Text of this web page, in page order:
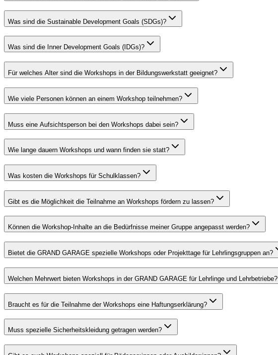
Was sind die Sustainable Development Goals (SDGs)?
Was sind die Inner Development Goals (IDGs)?
Für welches Alter sind die Workshops in der Bildungswerkstatt geeignet?
Wie viele Personen können an einem Workshop teilnehmen?
Muss eine Aufsichtsperson bei den Workshops dabei sein?
Wie lange dauern Workshops und wann finden sie statt?
Was kosten die Workshops für Schulklassen?
Gibt es die Möglichkeit die Teilnahme an Workshops fördern zu lassen?
Können die Workshop-Inhalte an die Bedürfnisse meiner Gruppe angepasst werden?
Bietet die GRAND GARAGE spezielle Workshops oder Projekttage für Lehrlingsgruppen an?
Welchen Mehrwert bieten Workshops in der GRAND GARAGE für Lehrlinge und Lehrbetriebe?
Braucht es für die Teilnahme der Workshops eine Haftungserklärung?
Muss spezielle Sicherheitskleidung getragen werden?